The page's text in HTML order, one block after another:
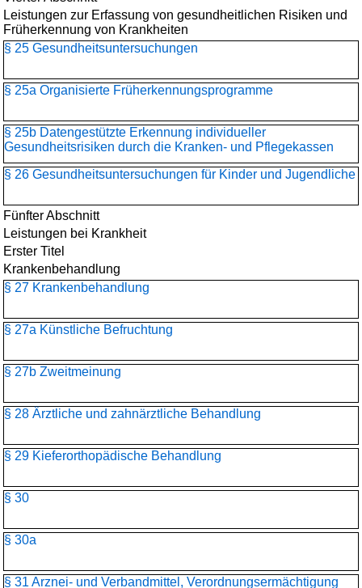
Leistungen zur Erfassung von gesundheitlichen Risiken und
Früherkennung von Krankheiten
§ 25 Gesundheitsuntersuchungen
§ 25a Organisierte Früherkennungsprogramme
§ 25b Datengestützte Erkennung individueller
Gesundheitsrisiken durch die Kranken- und Pflegekassen
§ 26 Gesundheitsuntersuchungen für Kinder und Jugendliche
Fünfter Abschnitt
Leistungen bei Krankheit
Erster Titel
Krankenbehandlung
§ 27 Krankenbehandlung
§ 27a Künstliche Befruchtung
§ 27b Zweitmeinung
§ 28 Ärztliche und zahnärztliche Behandlung
§ 29 Kieferorthopädische Behandlung
§ 30
§ 30a
§ 31 Arznei- und Verbandmittel, Verordnungsermächtigung